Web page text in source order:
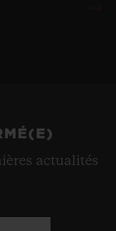
actualités